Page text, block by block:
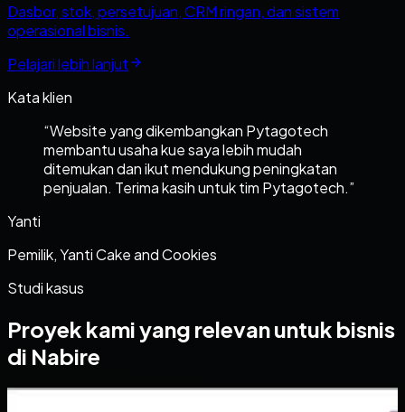
Dasbor, stok, persetujuan, CRM ringan, dan sistem
operasional bisnis.
Pelajari lebih lanjut
Kata klien
“Website yang dikembangkan Pytagotech
membantu usaha kue saya lebih mudah
ditemukan dan ikut mendukung peningkatan
penjualan. Terima kasih untuk tim Pytagotech.”
Yanti
Pemilik, Yanti Cake and Cookies
Studi kasus
Proyek kami yang relevan untuk bisnis
di Nabire